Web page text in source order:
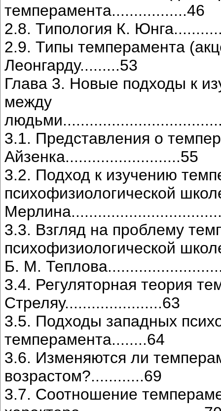
темперамента.................46
2.8. Типология К.
2.9. Типы темперамента
Леонгарду.........53
Глава 3. Новые подходы к
между
3.1. Представления о
Айзенка..........................55
3.2. Подход к изучению
психофизиологической
3.3. Взгляд на проблему
психофизиологической
Б. М.
3.4. Регуляторная теория
Стреляу......................63
3.5. Подходы западных
темперамента........64
3.6. Изменяются ли
возрастом?............69
3.7. Соотношение